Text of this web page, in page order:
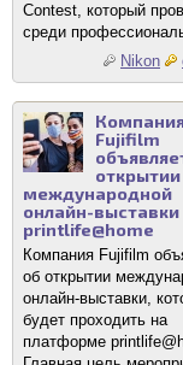
Contest, который
среди
Nikon
Fujifilm
открытии
международной
онлайн-выставки
printlife@home
Компания Fujifilm
об открытии
онлайн-выставки,
будет проходить на
платформе